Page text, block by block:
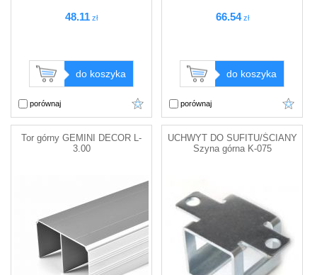
48.11 zł
do koszyka
porównaj
66.54 zł
do koszyka
porównaj
Tor górny GEMINI DECOR L-
3.00
UCHWYT DO SUFITU/ŚCIANY
Szyna górna K-075